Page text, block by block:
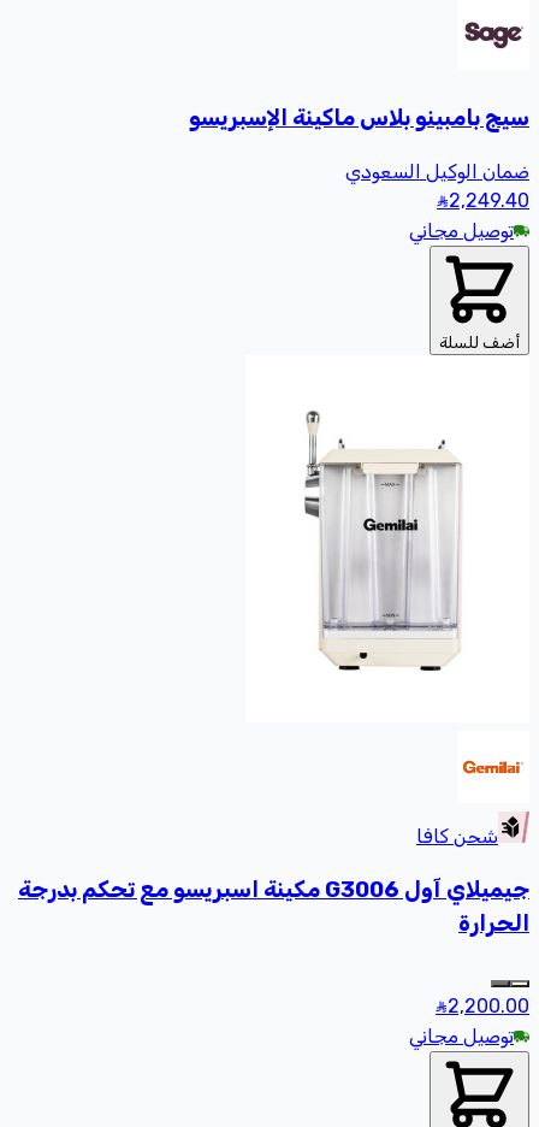
سيج بامبينو بلاس ماكينة الإسبريسو
ضمان الوكيل السعودي
2,249.40
توصيل مجاني
أضف للسلة
شحن كافا
جيميلاي آول G3006 مكينة اسبريسو مع تحكم بدرجة
الحرارة
2,200.00
توصيل مجاني